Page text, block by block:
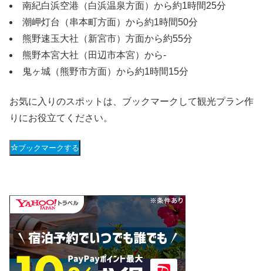
南紀白浜空港（白浜温泉方面）から約1時間25分
潮岬灯台（串本町方面）から約1時間50分
熊野速玉大社（新宮市）方面から約55分
熊野本宮大社（田辺市本宮）から-
鬼ヶ城（熊野市方面）から約1時間15分
お気に入りのスポットは、ブックマークして観光プラン作
りにお役立てください。
ブックマークする